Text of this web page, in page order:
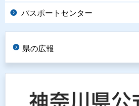
パスポートセンター
県の広報